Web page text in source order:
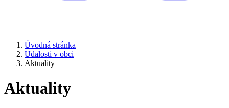
Úvodná stránka
Udalosti v obci
Aktuality
Aktuality